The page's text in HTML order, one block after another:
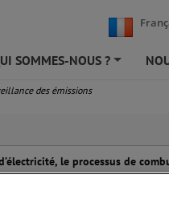
SOMMES-NOUS ?
des émissions
le processus de
émissions de particules et